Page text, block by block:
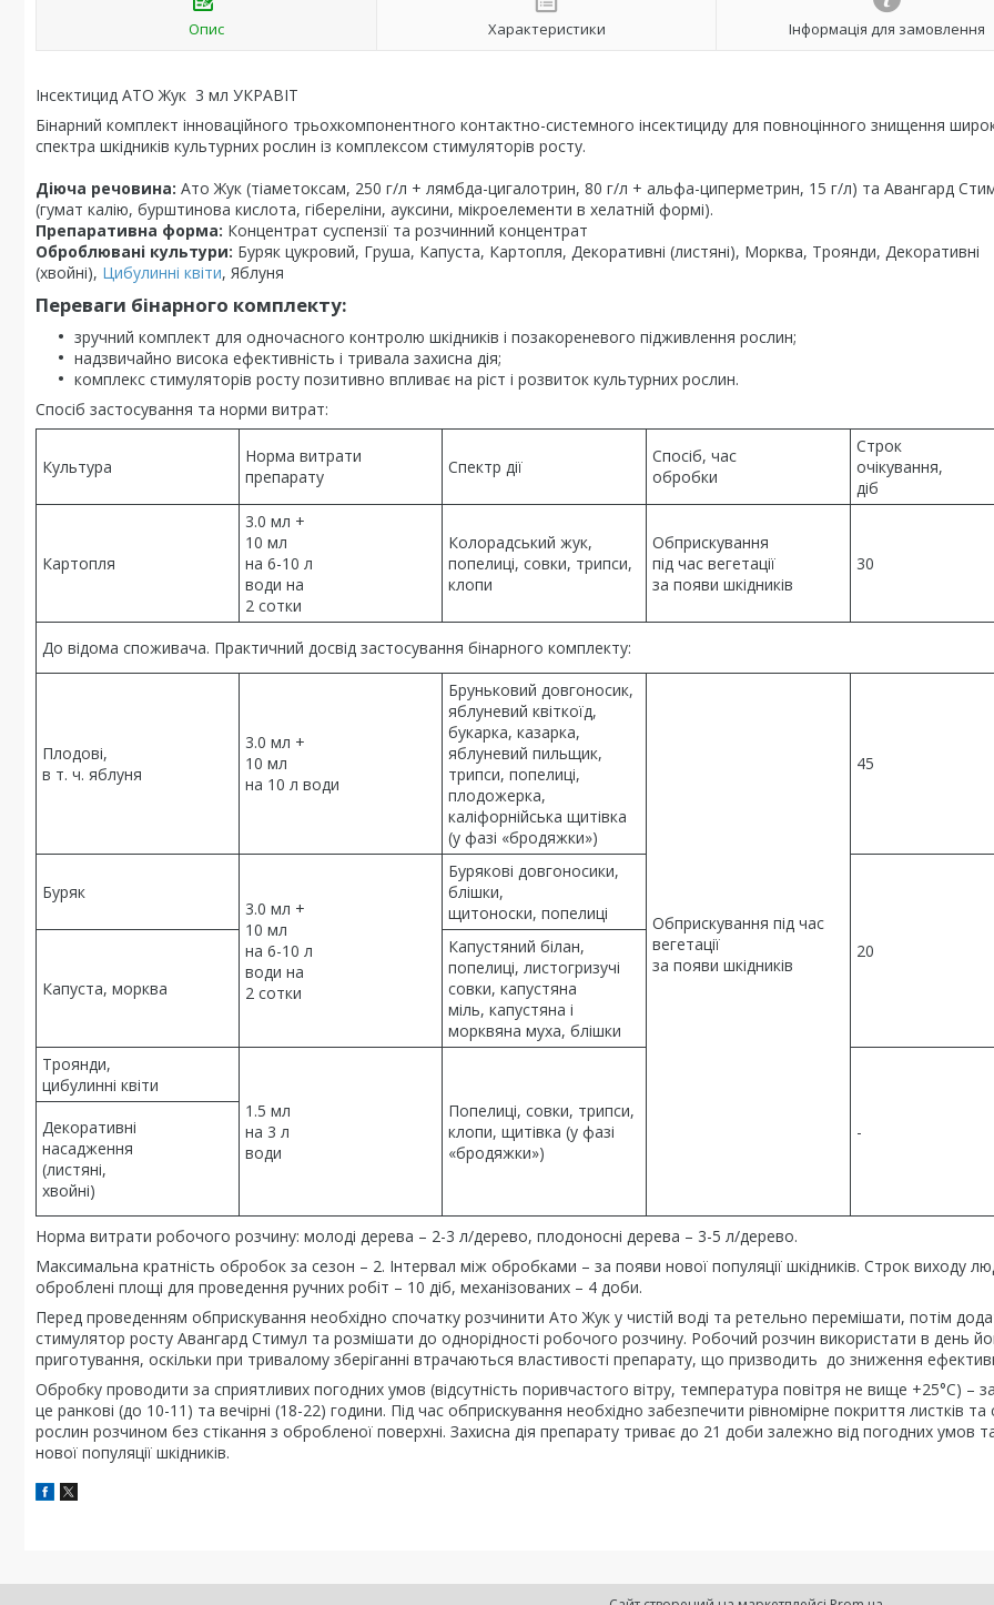
Опис Характеристики Інформація для замовлення
Інсектицид АТО Жук 3 мл УКРАВІТ
Бінарний комплект інноваційного трьохкомпонентного контактно-системного інсектициду для повноцінного знищення
спектра шкідників культурних рослин із комплексом стимуляторів росту.
Діюча речовина: Ато Жук (тіаметоксам, 250 г/л + лямбда-цигалотрин, 80 г/л + альфа-циперметрин, 15 г/л) та Авангард
(гумат калію, бурштинова кислота, гібереліни, ауксини, мікроелементи в хелатній формі).
Препаративна форма: Концентрат суспензії та розчинний концентрат
Оброблювані культури: Буряк цукровий, Груша, Капуста, Картопля, Декоративні (листяні), Морква, Троянди, Декоративні
(хвойні), Цибулинні квіти, Яблуня
Переваги бінарного комплекту:
зручний комплект для одночасного контролю шкідників і позакореневого підживлення рослин;
надзвичайно висока ефективність і тривала захисна дія;
комплекс стимуляторів росту позитивно впливає на ріст і розвиток культурних рослин.
Спосіб застосування та норми витрат:
Культура
Норма витрати
препарату
Спектр дії
Спосіб, час
обробки
Строк
очікування,
діб
Картопля
3.0 мл +
10 мл
на 6-10 л
води на
2 сотки
Колорадський жук,
попелиці, совки, трипси,
клопи
Обприскування
під час вегетації
за появи шкідників
30
До відома споживача. Практичний досвід застосування бінарного комплекту:
Плодові,
в т. ч. яблуня
3.0 мл +
10 мл
на 10 л води
Бруньковий довгоносик,
яблуневий квіткоїд,
букарка, казарка,
яблуневий пильщик,
трипси, попелиці,
плодожерка,
каліфорнійська щитівка
(у фазі «бродяжки»)
Обприскування під час
вегетації
за появи шкідників
45
Буряк
3.0 мл +
10 мл
на 6-10 л
води на
2 сотки
Бурякові довгоносики,
блішки,
щитоноски, попелиці
20
Капуста, морква
Капустяний білан,
попелиці, листогризучі
совки, капустяна
міль, капустяна і
морквяна муха, блішки
Троянди,
цибулинні квіти
1.5 мл
на 3 л
води
Попелиці, совки, трипси,
клопи, щитівка (у фазі
«бродяжки»)
-
Декоративні
насадження
(листяні,
хвойні)
Норма витрати робочого розчину: молоді дерева – 2-3 л/дерево, плодоносні дерева – 3-5 л/дерево.
Максимальна кратність обробок за сезон – 2. Інтервал між обробками – за появи нової популяції шкідників. Строк виходу
оброблені площі для проведення ручних робіт – 10 діб, механізованих – 4 доби.
Перед проведенням обприскування необхідно спочатку розчинити Ато Жук у чистій воді та ретельно перемішати, потім
стимулятор росту Авангард Стимул та розмішати до однорідності робочого розчину. Робочий розчин використати в день
приготування, оскільки при тривалому зберіганні втрачаються властивості препарату, що призводить до зниження
Обробку проводити за сприятливих погодних умов (відсутність поривчастого вітру, температура повітря не вище +25°С) –
це ранкові (до 10-11) та вечірні (18-22) години. Під час обприскування необхідно забезпечити рівномірне покриття листків та
рослин розчином без стікання з обробленої поверхні. Захисна дія препарату триває до 21 доби залежно від погодних умов
нової популяції шкідників.